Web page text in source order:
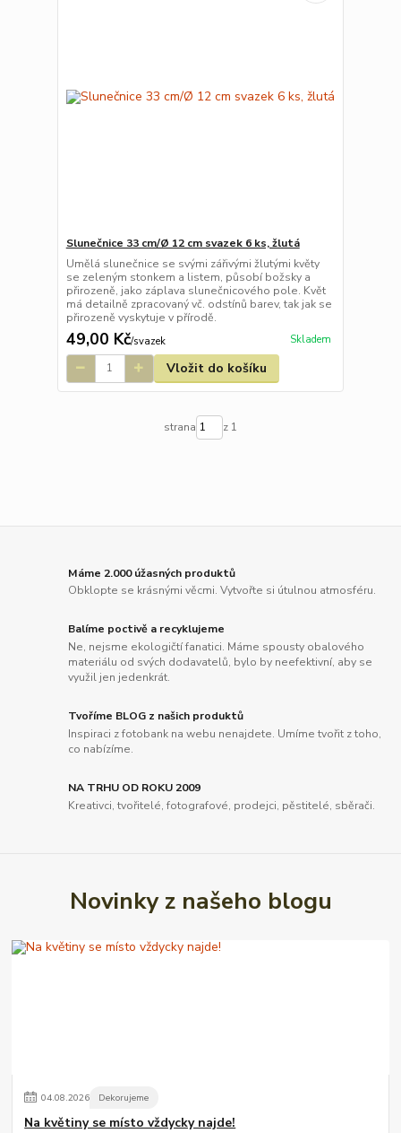
Slunečnice 33 cm/Ø 12 cm svazek 6 ks, žlutá
Umělá slunečnice se svými zářivými žlutými květy
se zeleným stonkem a listem, působí božsky a
přirozeně, jako záplava slunečnicového pole. Květ
má detailně zpracovaný vč. odstínů barev, tak jak se
přirozeně vyskytuje v přírodě.
49,00 Kč/svazek Skladem
Vložit do košíku
strana z 1
Máme 2.000 úžasných produktů
Obklopte se krásnými věcmi. Vytvořte si útulnou atmosféru.
Balíme poctivě a recyklujeme
Ne, nejsme ekologičtí fanatici. Máme spousty obalového
materiálu od svých dodavatelů, bylo by neefektivní, aby se
využil jen jedenkrát.
Tvoříme BLOG z našich produktů
Inspiraci z fotobank na webu nenajdete. Umíme tvořit z toho,
co nabízíme.
NA TRHU OD ROKU 2009
Kreativci, tvořitelé, fotografové, prodejci, pěstitelé, sběrači.
Novinky z našeho blogu
04.08.2026 Dekorujeme
Na květiny se místo vždycky najde!